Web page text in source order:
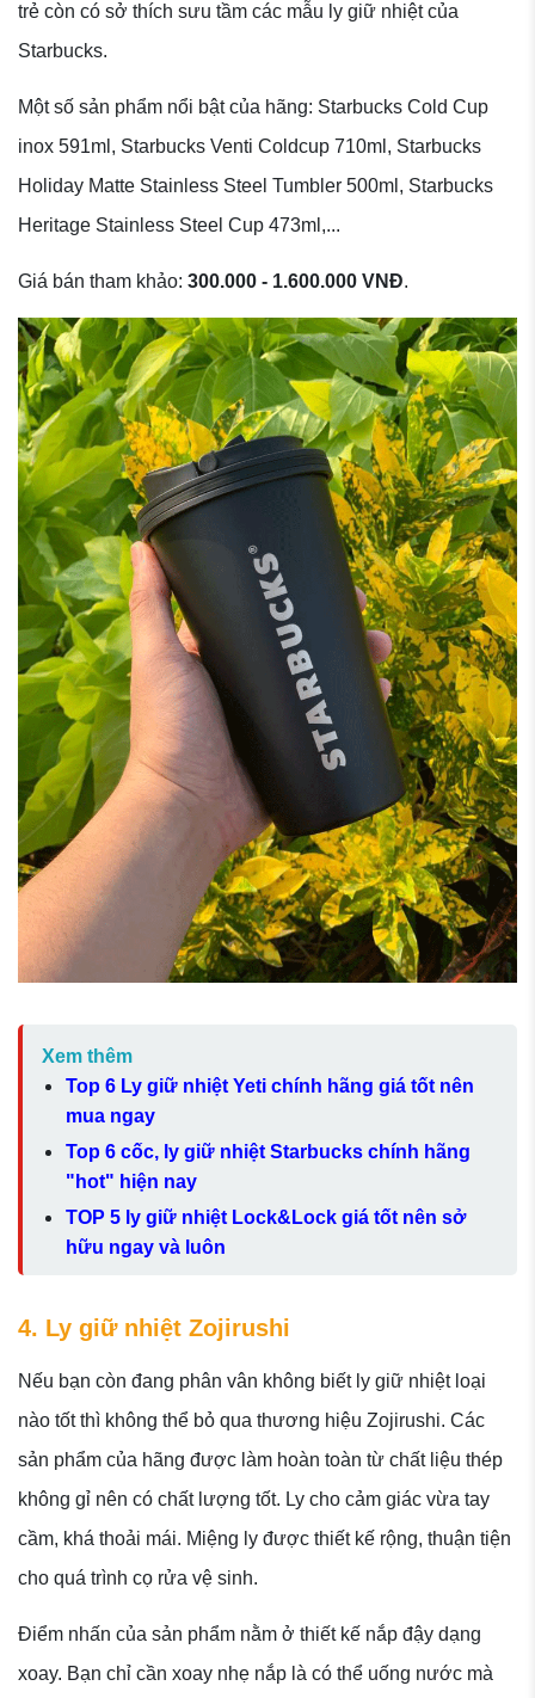
trẻ còn có sở thích sưu tầm các mẫu ly giữ nhiệt của
Starbucks.
Một số sản phẩm nổi bật của hãng: Starbucks Cold Cup
inox 591ml, Starbucks Venti Coldcup 710ml, Starbucks
Holiday Matte Stainless Steel Tumbler 500ml, Starbucks
Heritage Stainless Steel Cup 473ml,...
Giá bán tham khảo: 300.000 - 1.600.000 VNĐ.
Xem thêm
Top 6 Ly giữ nhiệt Yeti chính hãng giá tốt nên
mua ngay
Top 6 cốc, ly giữ nhiệt Starbucks chính hãng
"hot" hiện nay
TOP 5 ly giữ nhiệt Lock&Lock giá tốt nên sở
hữu ngay và luôn
4. Ly giữ nhiệt Zojirushi
Nếu bạn còn đang phân vân không biết ly giữ nhiệt loại
nào tốt thì không thể bỏ qua thương hiệu Zojirushi. Các
sản phẩm của hãng được làm hoàn toàn từ chất liệu thép
không gỉ nên có chất lượng tốt. Ly cho cảm giác vừa tay
cầm, khá thoải mái. Miệng ly được thiết kế rộng, thuận tiện
cho quá trình cọ rửa vệ sinh.
Điểm nhấn của sản phẩm nằm ở thiết kế nắp đậy dạng
xoay. Bạn chỉ cần xoay nhẹ nắp là có thể uống nước mà